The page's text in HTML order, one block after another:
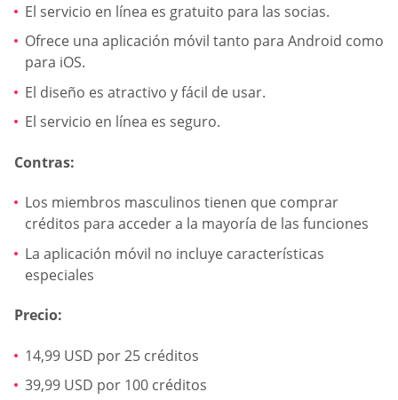
El servicio en línea es gratuito para las socias.
Ofrece una aplicación móvil tanto para Android como
para iOS.
El diseño es atractivo y fácil de usar.
El servicio en línea es seguro.
Contras:
Los miembros masculinos tienen que comprar
créditos para acceder a la mayoría de las funciones
La aplicación móvil no incluye características
especiales
Precio:
14,99 USD por 25 créditos
39,99 USD por 100 créditos